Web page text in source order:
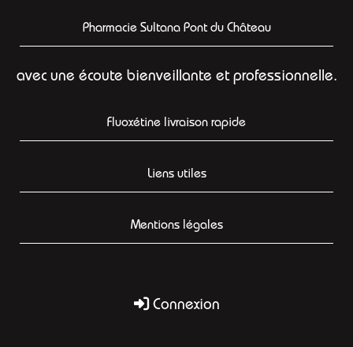
Pharmacie Sultana Pont du Château
avec une écoute bienveillante et professionnelle.
Fluoxétine livraison rapide
Liens utiles
Mentions légales
Connexion